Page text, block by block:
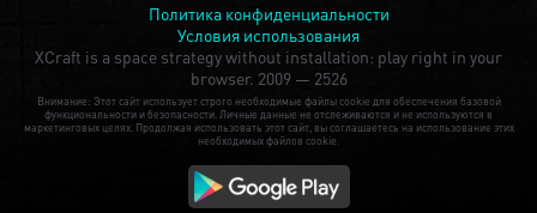
Политика конфиденциальности
Условия использования
XCraft is a space strategy without installation: play right in your
browser. 2009 — 2526
Внимание: Этот сайт использует строго необходимые файлы cookie для обеспечения базовой
функциональности и безопасности. Личные данные не отслеживаются и не используются в
маркетинговых целях. Продолжая использовать этот сайт, вы соглашаетесь на использование этих
необходимых файлов cookie.